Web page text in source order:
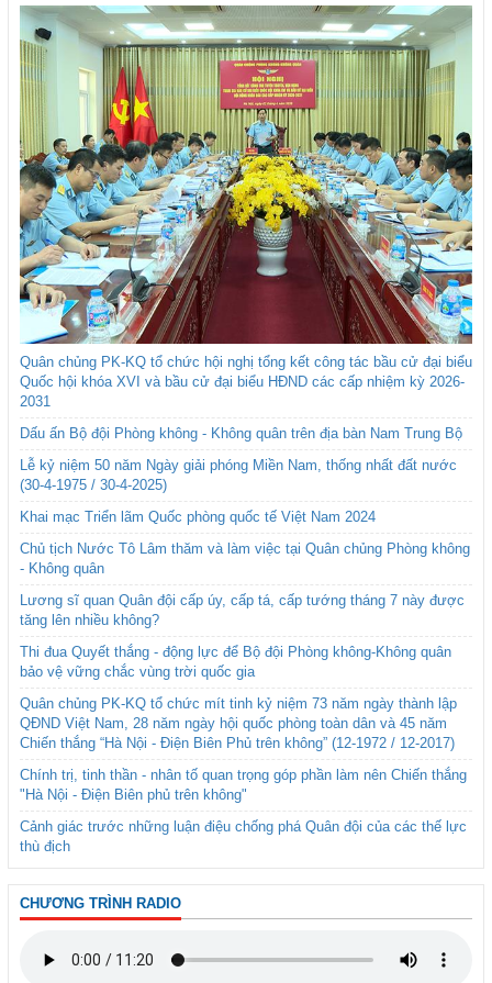
Quân chủng PK-KQ tổ chức hội nghị tổng kết công tác bầu cử đại biểu
Quốc hội khóa XVI và bầu cử đại biểu HĐND các cấp nhiệm kỳ 2026-
2031
Dấu ấn Bộ đội Phòng không - Không quân trên địa bàn Nam Trung Bộ
Lễ kỷ niệm 50 năm Ngày giải phóng Miền Nam, thống nhất đất nước
(30-4-1975 / 30-4-2025)
Khai mạc Triển lãm Quốc phòng quốc tế Việt Nam 2024
Chủ tịch Nước Tô Lâm thăm và làm việc tại Quân chủng Phòng không
- Không quân
Lương sĩ quan Quân đội cấp úy, cấp tá, cấp tướng tháng 7 này được
tăng lên nhiều không?
Thi đua Quyết thắng - động lực để Bộ đội Phòng không-Không quân
bảo vệ vững chắc vùng trời quốc gia
Quân chủng PK-KQ tổ chức mít tinh kỷ niệm 73 năm ngày thành lập
QĐND Việt Nam, 28 năm ngày hội quốc phòng toàn dân và 45 năm
Chiến thắng “Hà Nội - Điện Biên Phủ trên không” (12-1972 / 12-2017)
Chính trị, tinh thần - nhân tố quan trọng góp phần làm nên Chiến thắng
"Hà Nội - Điện Biên phủ trên không"
Cảnh giác trước những luận điệu chống phá Quân đội của các thế lực
thù địch
CHƯƠNG TRÌNH RADIO